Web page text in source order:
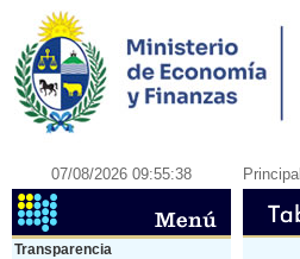
07/08/2026 09:55:38 Principal
Transparencia